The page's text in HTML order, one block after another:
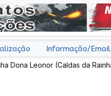
Informação/Email
Leonor (Caldas da Rainha),